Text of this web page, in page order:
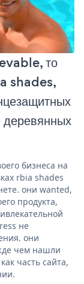
то
shades,
бизнеса на
rbia shades
они wanted,
продукта,
не
они
чем нашли
часть сайта,